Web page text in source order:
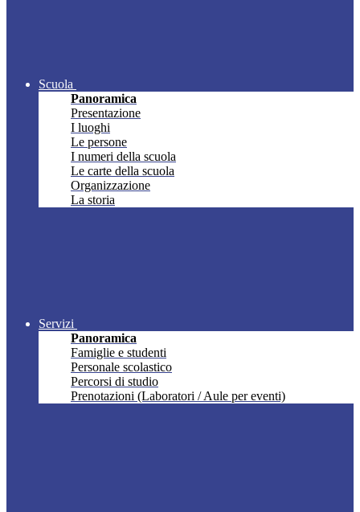
Scuola
Panoramica
Presentazione
I luoghi
Le persone
I numeri della scuola
Le carte della scuola
Organizzazione
La storia
Servizi
Panoramica
Famiglie e studenti
Personale scolastico
Percorsi di studio
Prenotazioni (Laboratori / Aule per eventi)